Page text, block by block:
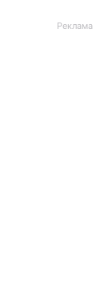
Реклама